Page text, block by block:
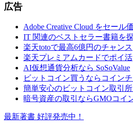
広告
Adobe Creative Cloud をセール
IT 関連のベストセラー書籍を
楽天totoで最高6億円のチャンス
楽天プレミアムカードでポイ活
AI仮想通貨分析なら SoSoValue
ビットコイン買うならコイン
簡単安心のビットコイン取引所
暗号資産の取引ならGMOコイ
最新著書 好評発売中！